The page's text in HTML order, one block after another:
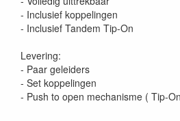
- Inclusief koppelingen
- Inclusief Tandem Tip-On
Levering:
- Paar geleiders
- Set koppelingen
- Push to open mechanisme ( Tip-